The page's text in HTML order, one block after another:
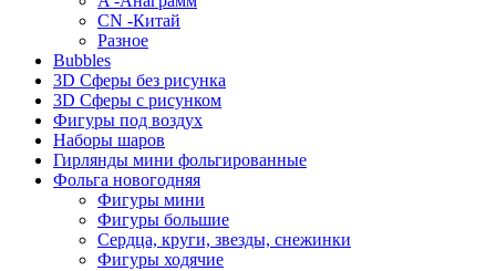
CN -Китай
Разное
Bubbles
3D Сферы без рисунка
3D Сферы с рисунком
Фигуры под воздух
Наборы шаров
Гирлянды мини фольгированные
Фольга новогодняя
Фигуры мини
Фигуры большие
Сердца, круги, звезды, снежинки
Фигуры ходячие